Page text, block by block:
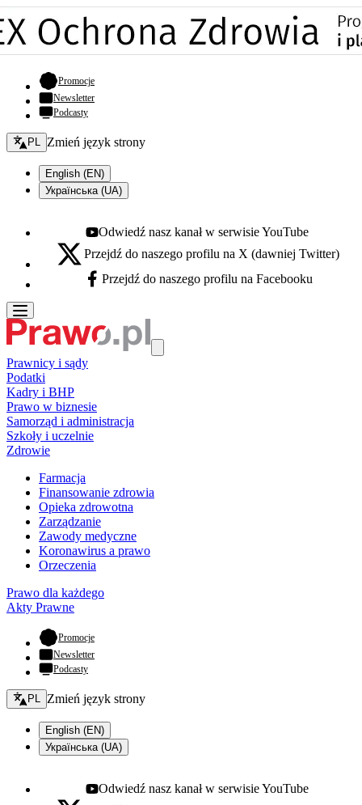
Promocje- otwiera się w nowej karcie
Newsletter
Podcasty
Zmień język - bieżący:
PL Zmień język strony
English (EN)
Українська (UA)
Youtube - otwiera się w nowej karcie
Odwiedź nasz kanał w serwisie YouTube
X - otwiera się w nowej karcie
Przejdź do naszego profilu na X (dawniej Twitter)
Facebook - otwiera się w nowej karcie
Przejdź do naszego profilu na Facebooku
Prawnicy i sądy
Podatki
Kadry i BHP
Prawo w biznesie
Samorząd i administracja
Szkoły i uczelnie
Zdrowie
Farmacja
Finansowanie zdrowia
Opieka zdrowotna
Zarządzanie
Zawody medyczne
Koronawirus a prawo
Orzeczenia
Prawo dla każdego
Akty Prawne
Promocje- otwiera się w nowej karcie
Newsletter
Podcasty
Zmień język - bieżący:
PL Zmień język strony
English (EN)
Українська (UA)
Youtube - otwiera się w nowej karcie
Odwiedź nasz kanał w serwisie YouTube